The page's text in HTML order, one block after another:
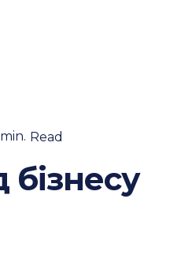
min. Read